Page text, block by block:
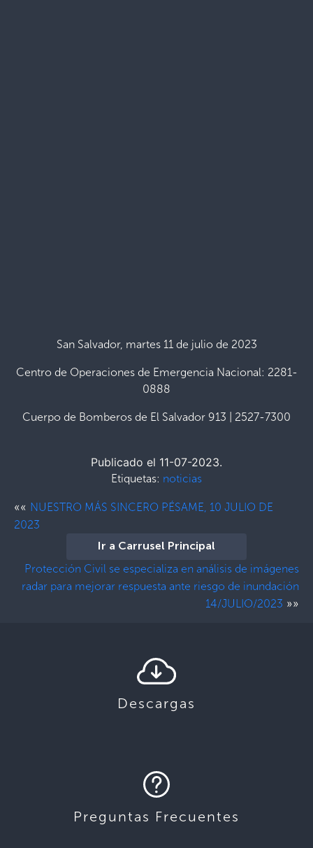
San Salvador, martes 11 de julio de 2023
Centro de Operaciones de Emergencia Nacional: 2281-
0888
Cuerpo de Bomberos de El Salvador 913 | 2527-7300
Publicado el 11-07-2023.
Etiquetas: noticias
«« NUESTRO MÁS SINCERO PÉSAME, 10 JULIO DE
2023
Ir a Carrusel Principal
Protección Civil se especializa en análisis de imágenes
radar para mejorar respuesta ante riesgo de inundación
14/JULIO/2023 »»
Descargas
Preguntas Frecuentes